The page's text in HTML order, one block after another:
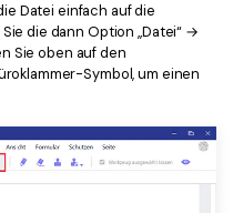
Datei einfach auf die
die dann Option „Datei“ →
Sie oben auf den
Symbol, um einen